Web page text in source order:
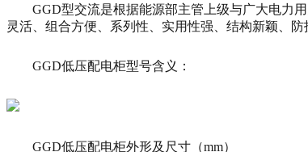
GGD型交流是根据能源部主管上级与广大电力
灵活、组合方便、系列性、实用性强、结构新颖、
GGD低压配电柜型号含义：
GGD低压配电柜外形及尺寸（mm）